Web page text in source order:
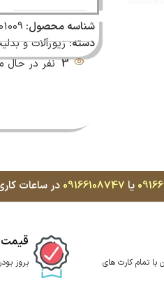
شناسه محصول:
دسته: زیورآلات و
3 نفر در
یا 09166108747 در ساعات کاری 10 صبح الی 10 شب تماس بگیرید، با کمال میل پاسخگوی
با تمام کارت های
قیمت
بروز